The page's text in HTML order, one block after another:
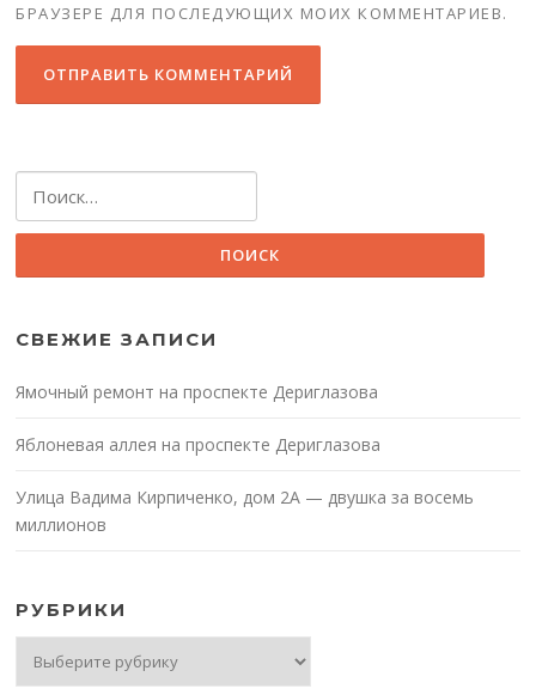
БРАУЗЕРЕ ДЛЯ ПОСЛЕДУЮЩИХ МОИХ КОММЕНТАРИЕВ.
СВЕЖИЕ ЗАПИСИ
Ямочный ремонт на проспекте Дериглазова
Яблоневая аллея на проспекте Дериглазова
Улица Вадима Кирпиченко, дом 2А — двушка за восемь
миллионов
РУБРИКИ